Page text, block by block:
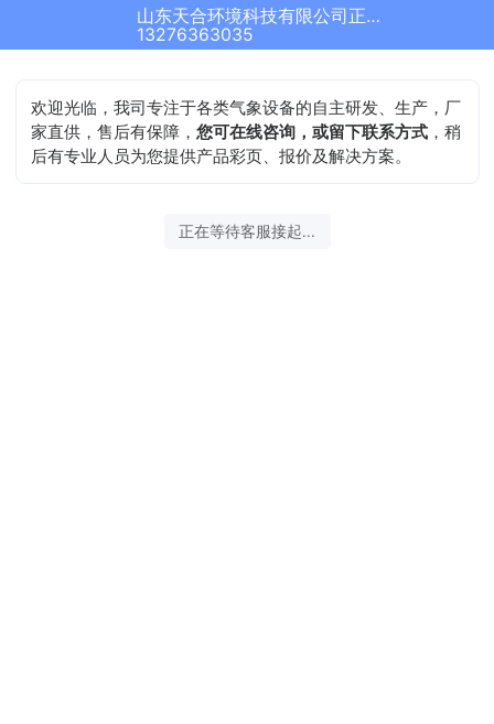
山东天合环境科技有限公司正在为您服务
13276363035
欢迎光临，我司专注于各类气象设备的自主研发、生产，厂
家直供，售后有保障，您可在线咨询，或留下联系方式 ，稍
后有专业人员为您提供产品彩页、报价及解决方案。
正在等待客服接起...